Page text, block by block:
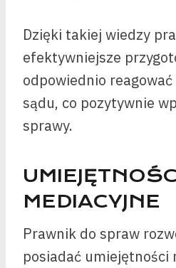
Dzięki takiej wiedzy
efektywniejsze
odpowiednio
sądu, co pozytywnie
sprawy.
MEDIACYJNE
Prawnik do spraw
posiadać umiejętności